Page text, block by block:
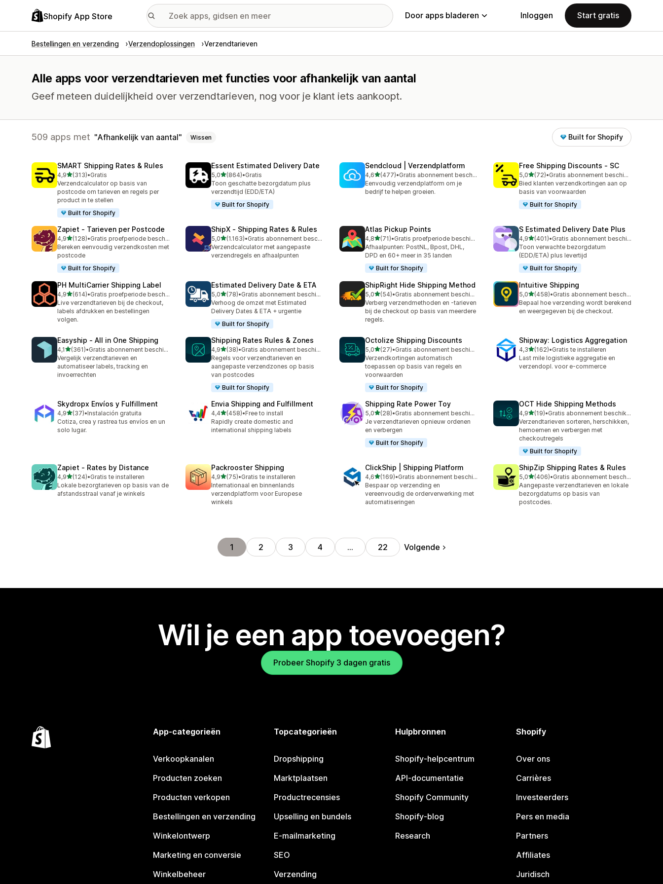
Shopify App Store Door apps bladeren Inloggen Start gratis
Bestellingen en verzending Verzendoplossingen Verzendtarieven
Alle apps voor verzendtarieven met functies voor afhankelijk van aantal
Geef meteen duidelijkheid over verzendtarieven, nog voor je klant iets aankoopt.
509 apps met Afhankelijk van aantal Wissen Built for Shopify
SMART Shipping Rates & Rules
4,9van 5 sterren
(313)
313 recensies in totaal
•Gratis
Verzendcalculator op basis van
postcode om tarieven en regels per
product in te stellen
Built for Shopify
Essent Estimated Delivery Date
5,0van 5 sterren
(864)
864 recensies in totaal
•Gratis
Toon geschatte bezorgdatum plus
verzendtijd (EDD/ETA)
Built for Shopify
Sendcloud | Verzendplatform
4,6van 5 sterren
(477)
477 recensies in totaal
•
Gratis abonnement beschikbaar
Eenvoudig verzendplatform om je
bedrijf te helpen groeien.
Free Shipping Discounts ‑ SC
5,0van 5 sterren
(72)
72 recensies in totaal
•
Gratis abonnement beschikbaar
Bied klanten verzendkortingen aan op
basis van voorwaarden
Built for Shopify
Zapiet ‑ Tarieven per Postcode
4,9van 5 sterren
(128)
128 recensies in totaal
•
Gratis proefperiode beschikbaar
Bereken eenvoudig verzendkosten met
postcode
Built for Shopify
ShipX ‑ Shipping Rates & Rules
5,0van 5 sterren
(1.163)
1163 recensies in totaal
•
Gratis abonnement beschikbaar
Verzendcalculator met aangepaste
verzendregels en afhaalpunten
Atlas Pickup Points
4,8van 5 sterren
(71)
71 recensies in totaal
•
Gratis proefperiode beschikbaar
Afhaalpunten: PostNL, Bpost, DHL,
DPD en 60+ meer in 35 landen
Built for Shopify
S Estimated Delivery Date Plus
4,9van 5 sterren
(401)
401 recensies in totaal
•
Gratis abonnement beschikbaar
Toon verwachte bezorgdatum
(EDD/ETA) plus levertijd
Built for Shopify
PH MultiCarrier Shipping Label
4,9van 5 sterren
(614)
614 recensies in totaal
•
Gratis proefperiode beschikbaar
Live verzendtarieven bij de checkout,
labels afdrukken en bestellingen
volgen.
Estimated Delivery Date & ETA
5,0van 5 sterren
(78)
78 recensies in totaal
•
Gratis abonnement beschikbaar
Verhoog de omzet met Estimated
Delivery Dates & ETA + urgentie
Built for Shopify
ShipRight Hide Shipping Method
5,0van 5 sterren
(54)
54 recensies in totaal
•
Gratis abonnement beschikbaar
Verberg verzendmethoden en -tarieven
bij de checkout op basis van meerdere
regels.
Intuitive Shipping
5,0van 5 sterren
(458)
458 recensies in totaal
•
Gratis abonnement beschikbaar
Bepaal hoe verzending wordt berekend
en weergegeven bij de checkout.
Easyship ‑ All in One Shipping
4,1van 5 sterren
(361)
361 recensies in totaal
•
Gratis abonnement beschikbaar
Vergelijk verzendtarieven en
automatiseer labels, tracking en
invoerrechten
Shipping Rates Rules & Zones
4,9van 5 sterren
(38)
38 recensies in totaal
•
Gratis abonnement beschikbaar
Regels voor verzendtarieven en
aangepaste verzendzones op basis
van postcodes
Built for Shopify
Octolize Shipping Discounts
5,0van 5 sterren
(27)
27 recensies in totaal
•
Gratis abonnement beschikbaar
Verzendkortingen automatisch
toepassen op basis van regels en
voorwaarden
Built for Shopify
Shipway: Logistics Aggregation
4,3van 5 sterren
(162)
162 recensies in totaal
•Gratis te installeren
Last mile logistieke aggregatie en
verzendopl. voor e-commerce
Skydropx Envíos y Fulfillment
4,9van 5 sterren
(37)
37 recensies in totaal
•Instalación gratuita
Cotiza, crea y rastrea tus envíos en un
solo lugar.
Envia Shipping and Fulfillment
4,4van 5 sterren
(458)
458 recensies in totaal
•Free to install
Rapidly create domestic and
international shipping labels
Shipping Rate Power Toy
5,0van 5 sterren
(28)
28 recensies in totaal
•
Gratis abonnement beschikbaar
Je verzendtarieven opnieuw ordenen
en verbergen
Built for Shopify
OCT Hide Shipping Methods
4,9van 5 sterren
(19)
19 recensies in totaal
•
Gratis abonnement beschikbaar
Verzendtarieven sorteren, herschikken,
hernoemen en verbergen met
checkoutregels
Built for Shopify
Zapiet ‑ Rates by Distance
4,9van 5 sterren
(124)
124 recensies in totaal
•Gratis te installeren
Lokale bezorgtarieven op basis van de
afstandsstraal vanaf je winkels
Packrooster Shipping
4,9van 5 sterren
(75)
75 recensies in totaal
•Gratis te installeren
Internationaal en binnenlands
verzendplatform voor Europese
winkels
ClickShip | Shipping Platform
4,6van 5 sterren
(169)
169 recensies in totaal
•
Gratis abonnement beschikbaar
Bespaar op verzending en
vereenvoudig de orderverwerking met
automatiseringen
ShipZip Shipping Rates & Rules
5,0van 5 sterren
(406)
406 recensies in totaal
•
Gratis abonnement beschikbaar
Aangepaste verzendtarieven en lokale
bezorgdatums op basis van
postcodes.
1 2 3 4 … 22 Volgende
Wil je een app toevoegen?
Probeer Shopify 3 dagen gratis
App-categorieën
Verkoopkanalen
Producten zoeken
Producten verkopen
Bestellingen en verzending
Winkelontwerp
Marketing en conversie
Winkelbeheer
Topcategorieën
Dropshipping
Marktplaatsen
Productrecensies
Upselling en bundels
E-mailmarketing
SEO
Verzending
Hulpbronnen
Shopify-helpcentrum
API-documentatie
Shopify Community
Shopify-blog
Research
Shopify
Over ons
Carrières
Investeerders
Pers en media
Partners
Affiliates
Juridisch